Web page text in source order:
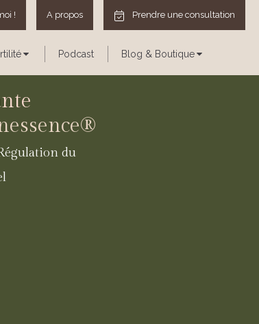
Prendre une consultation
A propos
!
Podcast Blog & Boutique
du